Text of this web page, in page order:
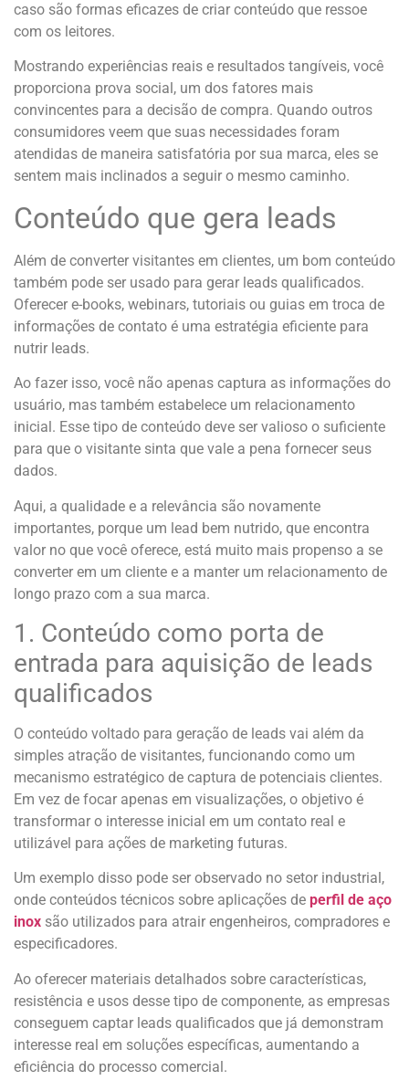
caso são formas eficazes de criar conteúdo que ressoe
com os leitores.
Mostrando experiências reais e resultados tangíveis, você
proporciona prova social, um dos fatores mais
convincentes para a decisão de compra. Quando outros
consumidores veem que suas necessidades foram
atendidas de maneira satisfatória por sua marca, eles se
sentem mais inclinados a seguir o mesmo caminho.
Conteúdo que gera leads
Além de converter visitantes em clientes, um bom conteúdo
também pode ser usado para gerar leads qualificados.
Oferecer e-books, webinars, tutoriais ou guias em troca de
informações de contato é uma estratégia eficiente para
nutrir leads.
Ao fazer isso, você não apenas captura as informações do
usuário, mas também estabelece um relacionamento
inicial. Esse tipo de conteúdo deve ser valioso o suficiente
para que o visitante sinta que vale a pena fornecer seus
dados.
Aqui, a qualidade e a relevância são novamente
importantes, porque um lead bem nutrido, que encontra
valor no que você oferece, está muito mais propenso a se
converter em um cliente e a manter um relacionamento de
longo prazo com a sua marca.
1. Conteúdo como porta de
entrada para aquisição de leads
qualificados
O conteúdo voltado para geração de leads vai além da
simples atração de visitantes, funcionando como um
mecanismo estratégico de captura de potenciais clientes.
Em vez de focar apenas em visualizações, o objetivo é
transformar o interesse inicial em um contato real e
utilizável para ações de marketing futuras.
Um exemplo disso pode ser observado no setor industrial,
onde conteúdos técnicos sobre aplicações de perfil de aço
inox são utilizados para atrair engenheiros, compradores e
especificadores.
Ao oferecer materiais detalhados sobre características,
resistência e usos desse tipo de componente, as empresas
conseguem captar leads qualificados que já demonstram
interesse real em soluções específicas, aumentando a
eficiência do processo comercial.